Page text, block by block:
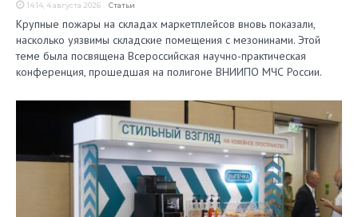
14:14, 4 августа 2026 Статьи
Крупные пожары на складах маркетплейсов вновь показали,
насколько уязвимы складские помещения с мезонинами. Этой
теме была посвящена Всероссийская научно-практическая
конференция, прошедшая на полигоне ВНИИПО МЧС России.